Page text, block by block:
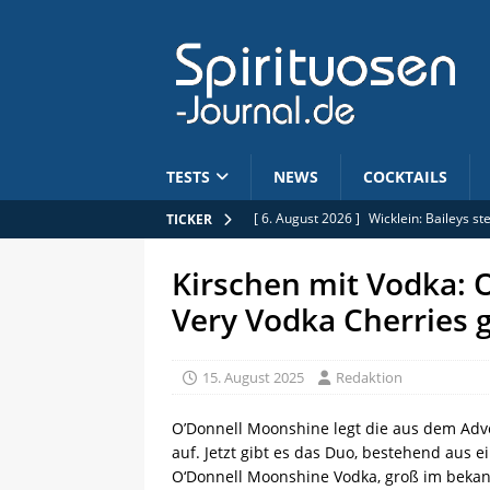
TESTS NEWS COCKTAILS
TICKER [ 6. August 2026 ] Wicklein: Baileys
[ 5. August 2026 ]
Limitiert: Rhum
[ 5. August 2026 ] Anhebung der
[ 6. August 2026 ]
Kirschen mit Vodka:
Very Vodka Cherries
15. August 2025 Redaktion
O’Donnell Moonshine legt die aus dem
auf. Jetzt gibt es das Duo, bestehend aus
O‘Donnell Moonshine Vodka, groß im